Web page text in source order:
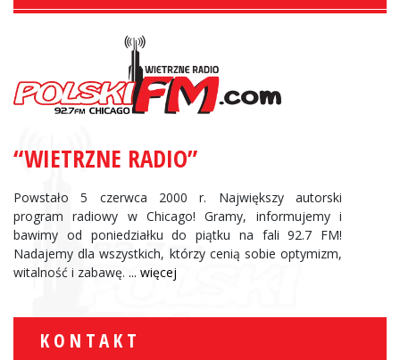
“WIETRZNE RADIO”
Powstało 5 czerwca 2000 r. Największy autorski
program radiowy w Chicago! Gramy, informujemy i
bawimy od poniedziałku do piątku na fali 92.7 FM!
Nadajemy dla wszystkich, którzy cenią sobie optymizm,
witalność i zabawę. ... więcej
KONTAKT